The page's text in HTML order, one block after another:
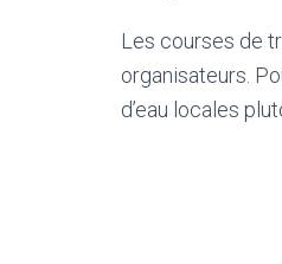
Les courses de
organisateurs.
d’eau locales